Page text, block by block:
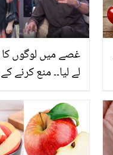
غصے میں لوگوں کا
لے لیا۔۔ منع کرنے
کی ویڈیو بناتے
آفریدی کے ساتھ
دوران کیا واقعہ